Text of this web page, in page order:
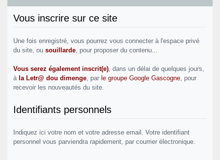
Vous inscrire sur ce site
Une fois enregistré, vous pourrez vous connecter à l'espace privé
du site, ou souillarde , pour proposer du contenu...
Vous serez également inscrit(e) , dans un délai de quelques jours,
à la Letr@ dou dimenge , par le groupe Google Gascogne , pour
recevoir les nouveautés du site.
Identifiants personnels
Indiquez ici votre nom et votre adresse email. Votre identifiant
personnel vous parviendra rapidement, par courrier électronique.